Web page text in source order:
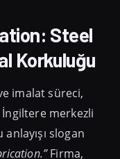
Steel
Korkuluğu
imalat süreci,
merkezli
anlayışı slogan
Firma,